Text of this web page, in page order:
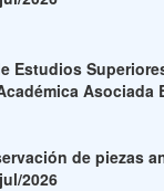
Estudios
Asociada
de piezas
2026